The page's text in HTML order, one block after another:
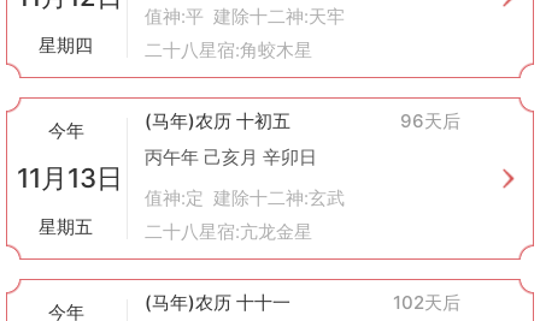
星期四
值神:平 建除十二神:天牢
二十八星宿:角蛟木星
今年
11月13日
星期五
(马年)农历 十初五
96天后
丙午年 己亥月 辛卯日
值神:定 建除十二神:玄武
二十八星宿:亢龙金星
今年 (马年)农历 十十一
102天后